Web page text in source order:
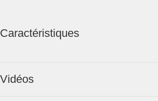
Caractéristiques
Vidéos